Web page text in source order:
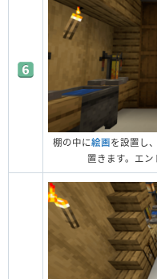
棚の中に絵画を設置し
置きます。エン